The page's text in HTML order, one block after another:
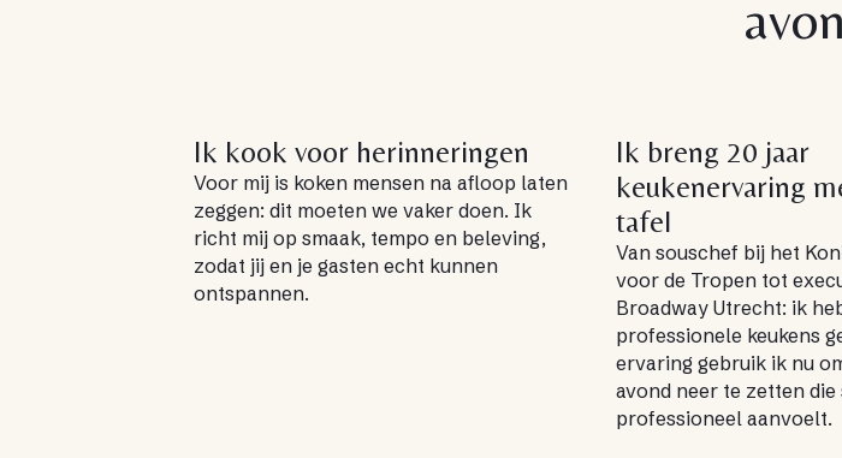
Ik kook voor herinneringen
Voor mij is koken mensen na afloop laten
zeggen: dit moeten we vaker doen. Ik
richt mij op smaak, tempo en beleving,
zodat jij en je gasten echt kunnen
ontspannen.
Ik breng 20 jaar
keukenervaring
tafel
Van souschef bij het
voor de Tropen tot
Broadway Utrecht: ik
professionele keukens
ervaring gebruik ik nu
avond neer te zetten
professioneel aanvoelt.